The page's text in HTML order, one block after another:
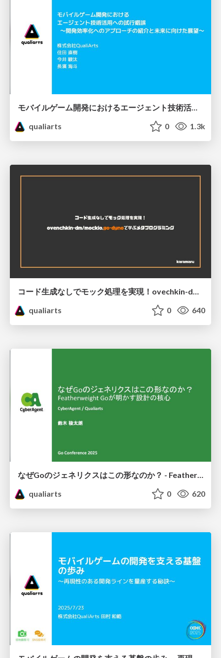
モバイルゲーム開発におけるエージェント技術活用への試行錯誤 ～開発効率化へのアプローチの紹介と未来に向けた展望～
qualiarts
0 1.3k
qualiarts
0 640
なぜGoのジェネリクスはこの形なのか？ - Featherweight Goが明かす設計の核心
qualiarts
0 620